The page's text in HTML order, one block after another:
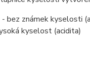
bez známek kyselosti
kyselost (acidita)